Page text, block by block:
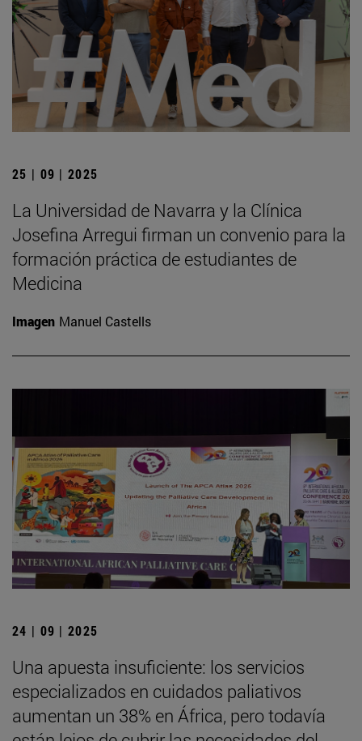
25 | 09 | 2025
La Universidad de Navarra y la Clínica
Josefina Arregui firman un convenio para la
formación práctica de estudiantes de
Medicina
Imagen Manuel Castells
24 | 09 | 2025
Una apuesta insuficiente: los servicios
especializados en cuidados paliativos
aumentan un 38% en África, pero todavía